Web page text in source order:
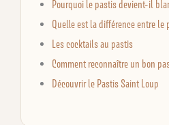
Pourquoi le pastis devient-il
Quelle est la différence entre le
Les cocktails au pastis
Comment reconnaître un bon
Découvrir le Pastis Saint Loup